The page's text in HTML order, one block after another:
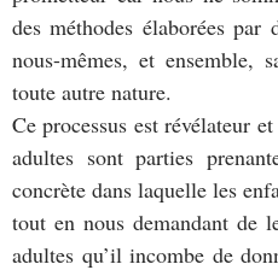
des méthodes élaborées par
nous-mêmes, et ensemble,
toute autre nature.
Ce processus est révélateur
adultes sont parties
concrète dans laquelle les
tout en nous demandant de
adultes qu’il incombe de